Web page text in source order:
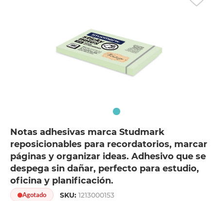
Notas adhesivas marca Studmark
reposicionables para recordatorios, marcar
páginas y organizar ideas. Adhesivo que se
despega sin dañar, perfecto para estudio,
oficina y planificación.
Agotado SKU:1213000153